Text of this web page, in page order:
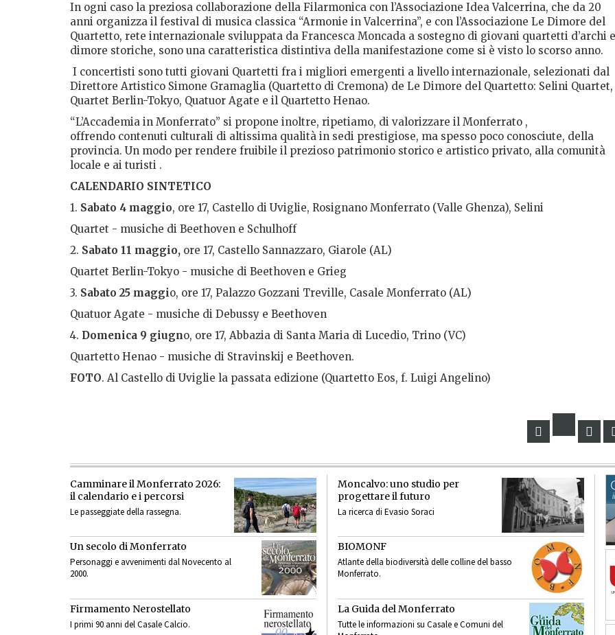
In ogni caso la preziosa collaborazione della Filarmonica con l’Associazione Idea Valcerrina, che da 20
anni organizza il festival di musica classica “Armonie in Valcerrina”, e con l’Associazione Le Dimore del
Quartetto, rete internazionale sviluppata da Francesca Moncada a sostegno di giovani quartetti d’archi e
dimore storiche, sono una caratteristica distintiva della manifestazione come si è visto lo scorso anno.
I concertisti sono tutti giovani Quartetti fra i migliori emergenti a livello internazionale, selezionati dal
Direttore Artistico Simone Gramaglia (Quartetto di Cremona) de Le Dimore del Quartetto: Selini Quartet,
Quartet Berlin-Tokyo, Quatuor Agate e il Quartetto Henao.
“L’Accademia in Monferrato” si propone inoltre, ripetiamo, di valorizzare il Monferrato ,
offrendo contenuti culturali di altissima qualità in sedi prestigiose, ma spesso poco conosciute, della
provincia. Un modo per rendere fruibile il prezioso patrimonio storico e artistico privato, alla comunità
locale e ai turisti .
CALENDARIO SINTETICO
1. Sabato 4 maggio, ore 17, Castello di Uviglie, Rosignano Monferrato (Valle Ghenza), Selini
Quartet - musiche di Beethoven e Schulhoff
2. Sabato 11 maggio, ore 17, Castello Sannazzaro, Giarole (AL)
Quartet Berlin-Tokyo - musiche di Beethoven e Grieg
3. Sabato 25 maggio, ore 17, Palazzo Gozzani Treville, Casale Monferrato (AL)
Quatuor Agate - musiche di Debussy e Beethoven
4. Domenica 9 giugno, ore 17, Abbazia di Santa Maria di Lucedio, Trino (VC)
Quartetto Henao - musiche di Stravinskij e Beethoven.
FOTO. Al Castello di Uviglie la passata edizione (Quartetto Eos, f. Luigi Angelino)
Camminare il Monferrato 2026:
il calendario e i percorsi
Le passeggiate della rassegna.
Un secolo di Monferrato
Personaggi e avvenimenti dal Novecento al
2000.
Firmamento Nerostellato
I primi 90 anni del Casale Calcio.
Moncalvo: uno studio per
progettare il futuro
La ricerca di Evasio Soraci
BIOMONF
Atlante della biodiversità delle colline del basso
Monferrato.
La Guida del Monferrato
Tutte le informazioni su Casale e Comuni del